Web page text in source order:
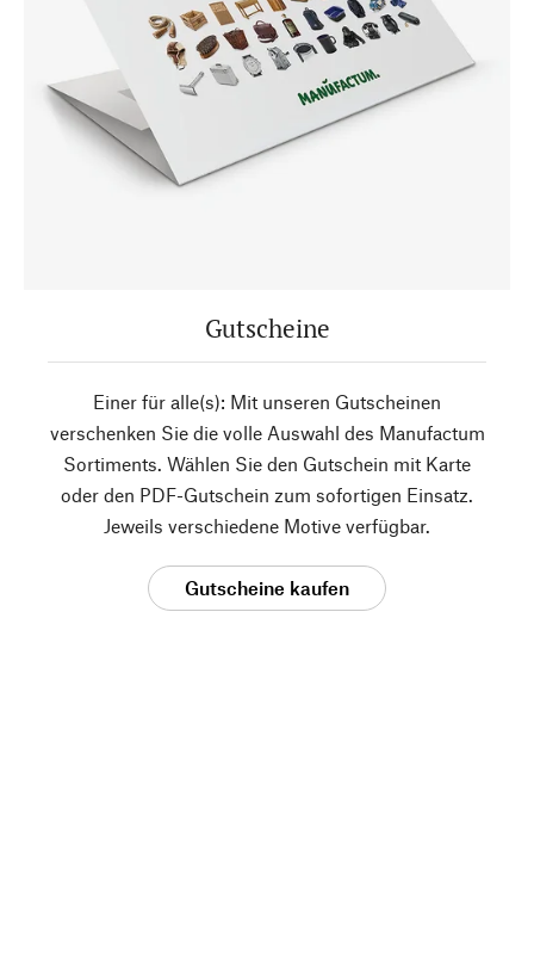
Gutscheine
Einer für alle(s): Mit unseren Gutscheinen
verschenken Sie die volle Auswahl des Manufactum
Sortiments. Wählen Sie den Gutschein mit Karte
oder den PDF-Gutschein zum sofortigen Einsatz.
Jeweils verschiedene Motive verfügbar.
Gutscheine kaufen